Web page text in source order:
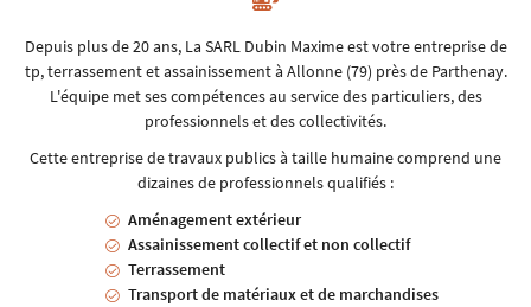
INSCRIPTION
Depuis plus de 20 ans, La SARL Dubin Maxime est votre entreprise de
tp, terrassement et assainissement à Allonne (79) près de Parthenay.
L'équipe met ses compétences au service des particuliers, des
professionnels et des collectivités.
Cette entreprise de travaux publics à taille humaine comprend une
dizaines de professionnels qualifiés :
Aménagement extérieur
Assainissement collectif et non collectif
Terrassement
Transport de matériaux et de marchandises